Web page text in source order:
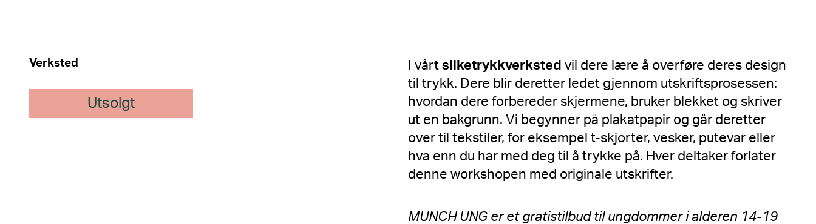
Verksted
Utsolgt
I vårt silketrykkverksted vil dere lære å overføre deres design
til trykk. Dere blir deretter ledet gjennom utskriftsprosessen:
hvordan dere forbereder skjermene, bruker blekket og skriver
ut en bakgrunn. Vi begynner på plakatpapir og går deretter
over til tekstiler, for eksempel t-skjorter, vesker, putevar eller
hva enn du har med deg til å trykke på. Hver deltaker forlater
denne workshopen med originale utskrifter.
MUNCH UNG er et gratistilbud til ungdommer i alderen 14-19